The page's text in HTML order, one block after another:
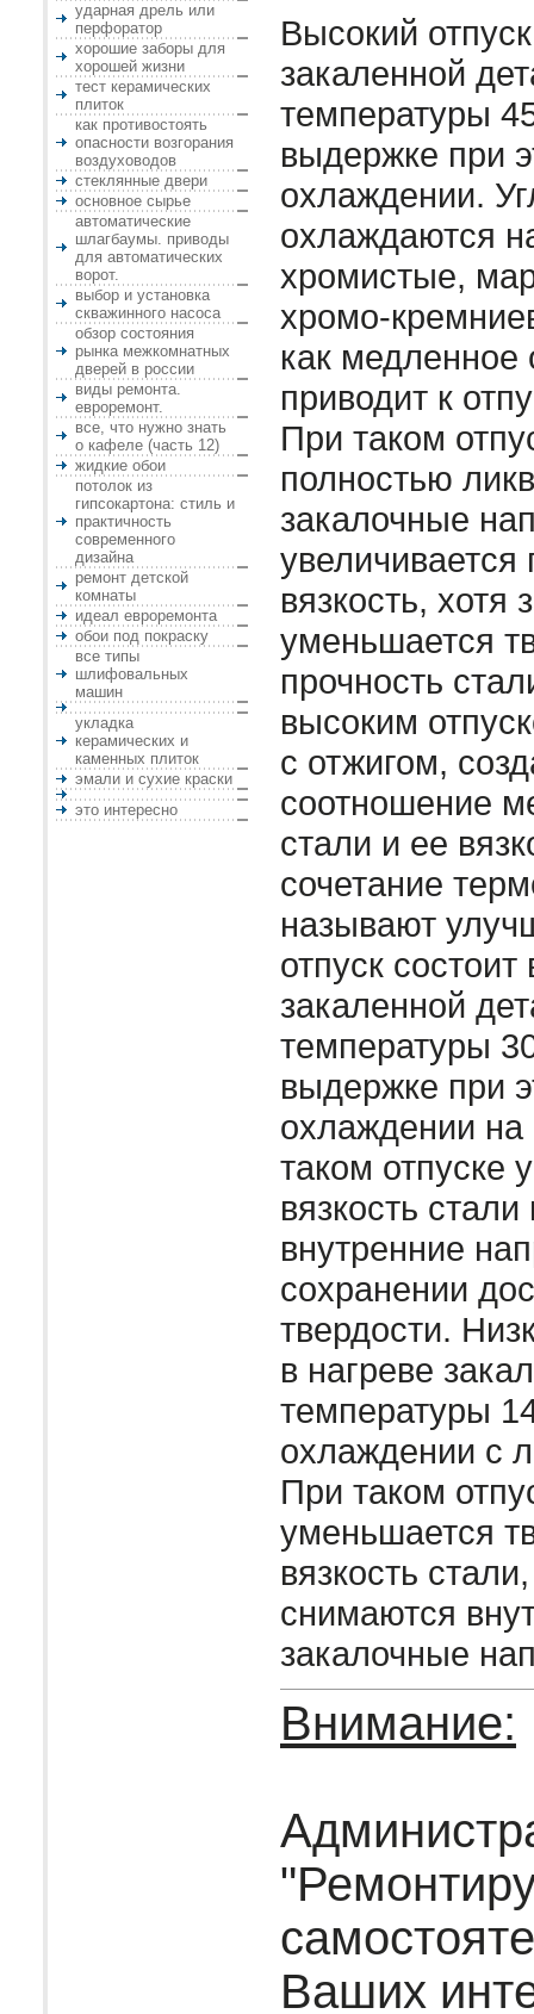
ударная дрель или
перфоратор
хорошие заборы для
хорошей жизни
тест керамических
плиток
как противостоять
опасности возгорания
воздуховодов
стеклянные двери
основное сырье
автоматические
шлагбаумы. приводы
для автоматических
ворот.
выбор и установка
скважинного насоса
обзор состояния
рынка межкомнатных
дверей в россии
виды ремонта.
евроремонт.
все, что нужно знать
о кафеле (часть 12)
жидкие обои
потолок из
гипсокартона: стиль и
практичность
современного
дизайна
ремонт детской
комнаты
идеал евроремонта
обои под покраску
все типы
шлифовальных
машин
укладка
керамических и
каменных плиток
эмали и сухие краски
это интересно
Высокий
закаленной
температуры
выдержке при
охлаждении.
охлаждаются
хромистые,
хромо-
как
приводит к
При таком
полностью
закалочные
увеличивается
вязкость, хотя
уменьшается
прочность
высоким
с отжигом,
соотношение
стали и ее
сочетание
называют
отпуск состоит
закаленной
температуры
выдержке при
охлаждении на
таком отпуске
вязкость
внутренние
сохранении
твердости.
в нагреве
температуры
охлаждении с
При таком
уменьшается
вязкость
снимаются
закалочные
Внимание:
Ваших